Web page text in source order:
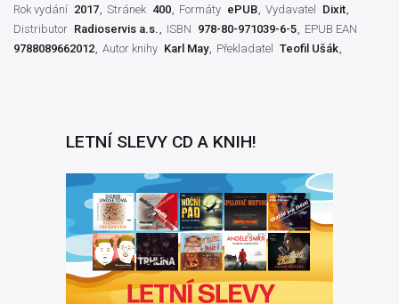
Rok vydání 2017 Stránek 400 Formáty ePUB Vydavatel Dixit
Distributor Radioservis a.s. ISBN 978-80-971039-6-5
EPUB EAN
9788089662012 Autor knihy Karl May Překladatel Teofil Ušák
LETNÍ SLEVY CD A KNIH!